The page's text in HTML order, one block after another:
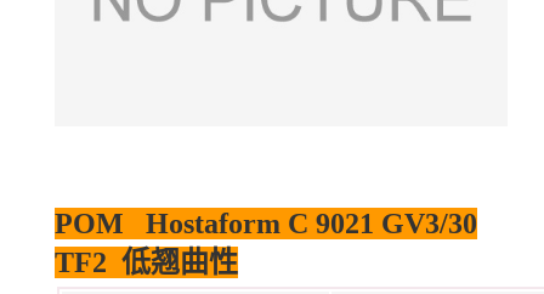
POM Hostaform C 9021 GV3/30
TF2 低翘曲性